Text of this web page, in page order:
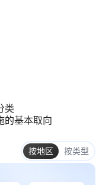
类
的基本取向
与方法